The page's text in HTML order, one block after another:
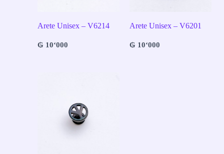
Arete Unisex – V6214
₲10‘000
Arete Unisex – V6201
₲10‘000